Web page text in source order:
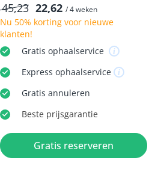
45,23 22,62 / 4 weken
Nu 50% kortingvoor nieuwe
klanten!
Gratis ophaalservice
Express ophaalservice
Gratis annuleren
Beste prijsgarantie
Gratis reserveren